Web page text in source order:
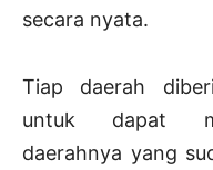
secara nyata.
Tiap daerah
untuk dapat
daerahnya yang